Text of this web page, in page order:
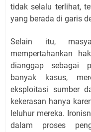
tidak selalu terlihat,
yang berada di garis
Selain itu,
mempertahankan
dianggap sebagai
banyak kasus,
eksploitasi sumber
kekerasan hanya
leluhur mereka.
dalam proses